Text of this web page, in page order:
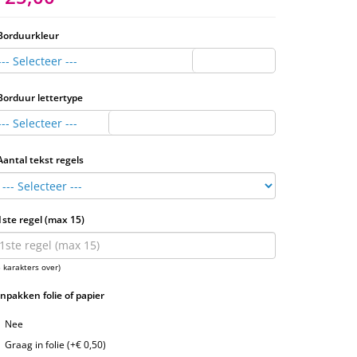
Selecteer ---
lettertype
Selecteer ---
tekst regels
regel (max 15)
karakters over)
folie of papier
Nee
Graag in folie (+€ 0,50)